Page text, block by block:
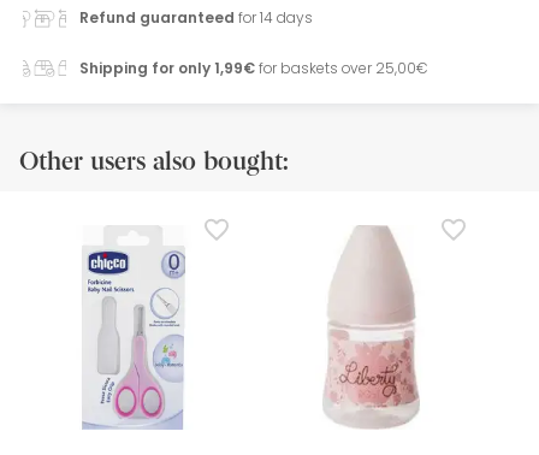
Refund guaranteed for 14 days
Shipping for only 1,99€for baskets over 25,00€
Other users also bought: